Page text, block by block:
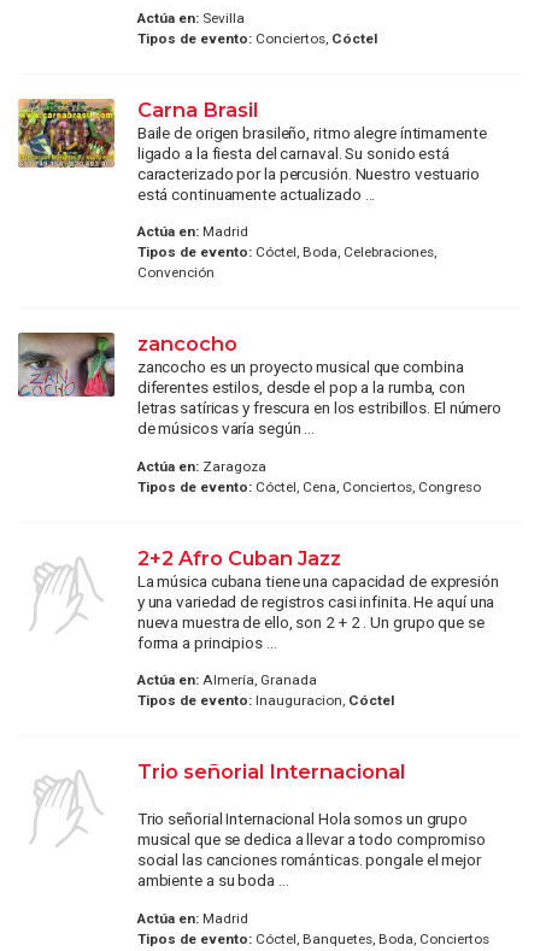
Actúa en:Sevilla
Tipos de evento:Conciertos, Cóctel
Carna Brasil
Baile de origen brasileño, ritmo alegre íntimamente
ligado a la fiesta del carnaval. Su sonido está
caracterizado por la percusión. Nuestro vestuario
está continuamente actualizado ...
Actúa en:Madrid
Tipos de evento:Cóctel, Boda, Celebraciones,
Convención
zancocho
zancocho es un proyecto musical que combina
diferentes estilos, desde el pop a la rumba, con
letras satíricas y frescura en los estribillos. El número
de músicos varía según ...
Actúa en:Zaragoza
Tipos de evento:Cóctel, Cena, Conciertos, Congreso
2+2 Afro Cuban Jazz
La música cubana tiene una capacidad de expresión
y una variedad de registros casi infinita. He aquí una
nueva muestra de ello, son 2 + 2 . Un grupo que se
forma a principios ...
Actúa en:Almería, Granada
Tipos de evento:Inauguracion, Cóctel
Trio señorial Internacional
Trio señorial Internacional Hola somos un grupo
musical que se dedica a llevar a todo compromiso
social las canciones románticas. pongale el mejor
ambiente a su boda ...
Actúa en:Madrid
Tipos de evento:Cóctel, Banquetes, Boda, Conciertos